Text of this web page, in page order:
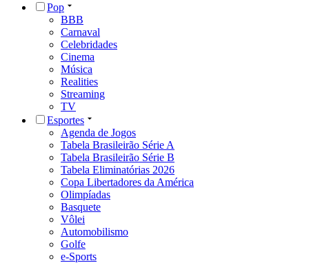
Pop
BBB
Carnaval
Celebridades
Cinema
Música
Realities
Streaming
TV
Esportes
Agenda de Jogos
Tabela Brasileirão Série A
Tabela Brasileirão Série B
Tabela Eliminatórias 2026
Copa Libertadores da América
Olimpíadas
Basquete
Vôlei
Automobilismo
Golfe
e-Sports